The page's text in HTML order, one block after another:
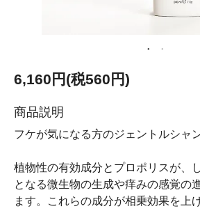
6,160円(税560円)
商品説明
フケが気になる方のジェントルシャ
植物性の有効成分とプロポリスが、
となる微生物の生成や痒みの感覚の
ます。これらの成分が相乗効果を上